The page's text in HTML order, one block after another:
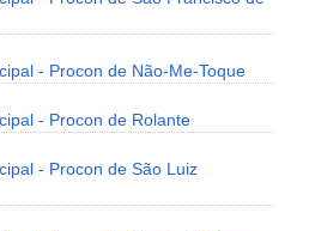
- Procon de Não-Me-Toque
- Procon de Rolante
- Procon de São Luiz